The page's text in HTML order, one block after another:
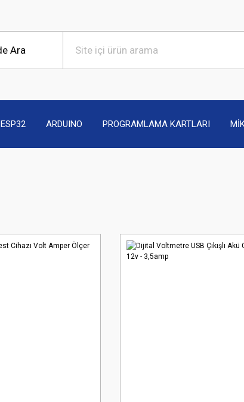
ESP32 ARDUINO PROGRAMLAMA KARTLARI